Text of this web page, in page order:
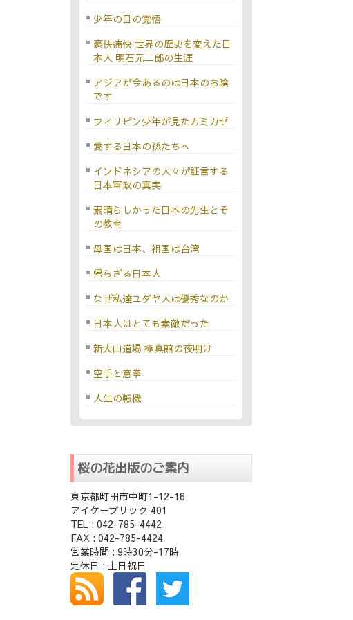
少年の日の覚悟
豪快痛快 世界の歴史を変えた日
本人 明石元二郎の生涯
アジアが今あるのは日本のお陰
です
フィリピン少年が見たカミカゼ
愛する日本の孫たちへ
インドネシアの人々が証言する
日本軍政の真実
素晴らしかった日本の先生とそ
の教育
母国は日本、祖国は台湾
帰らざる日本人
なぜ私達ユダヤ人は優秀なのか
日本人はとても素敵だった
新大山道場 極真館の夜明け
空手と意拳
人生の転機
桜の花出版のご案内
東京都町田市中町1-12-16
アイケーブリック 401
TEL : 042-785-4442
FAX : 042-785-4424
営業時間 : 9時30分-17時
定休日 : 土日祝日